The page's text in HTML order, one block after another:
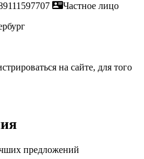
Частное лицо
на сайте, для того
предложений